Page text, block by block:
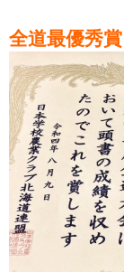
全道最優秀賞